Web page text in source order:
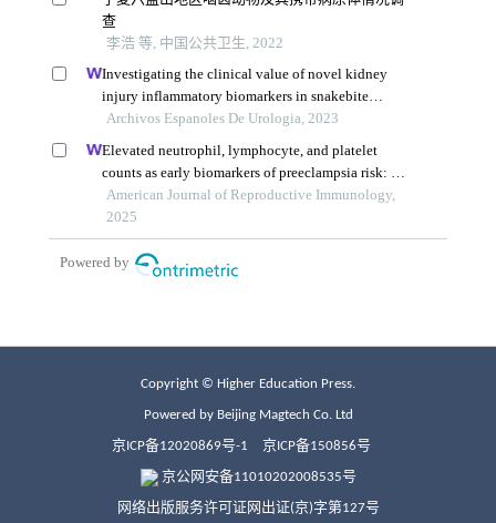
Copyright © Higher Education Press.
Powered by Beijing Magtech Co. Ltd
京ICP备12020869号-1 京ICP备150856号
京公网安备11010202008535号
网络出版服务许可证网出证(京)字第127号